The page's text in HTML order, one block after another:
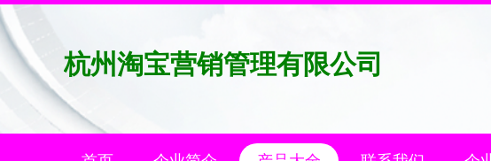
杭州淘宝营销管理有限公司